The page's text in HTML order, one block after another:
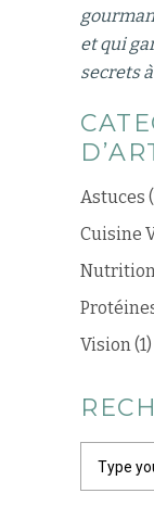
et qui
secrets
Astuces
Cuisine
Vision(1)